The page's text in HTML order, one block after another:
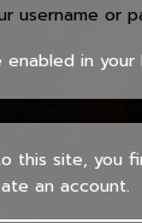
username or
in your
this site, you
an account.